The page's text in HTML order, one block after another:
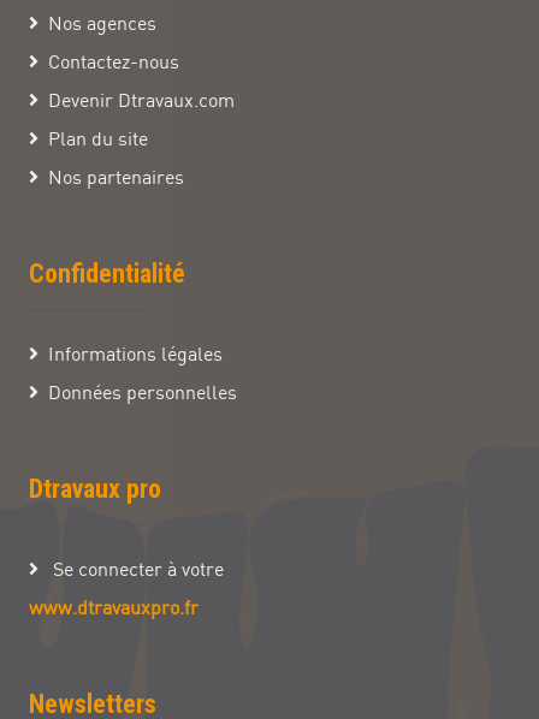
Nos agences
Contactez-nous
Devenir Dtravaux.com
Plan du site
Nos partenaires
Confidentialité
Informations légales
Données personnelles
Dtravaux pro
Se connecter à votre
www.dtravauxpro.fr
Newsletters